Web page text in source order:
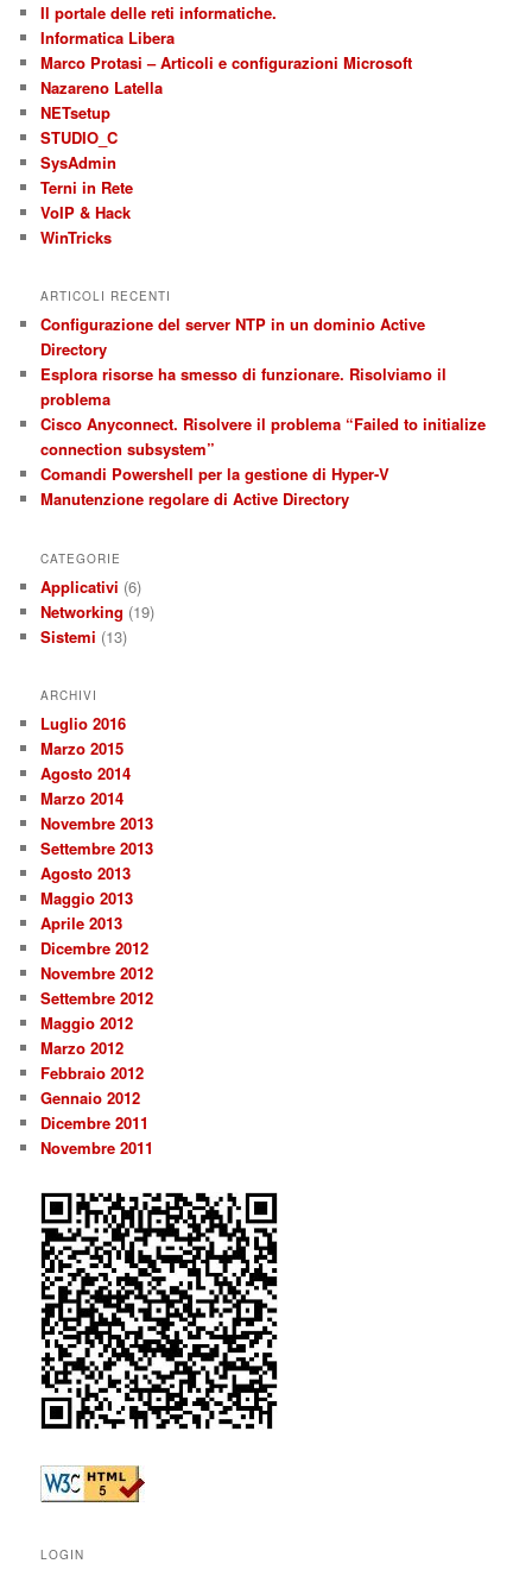
Il portale delle reti informatiche.
Informatica Libera
Marco Protasi – Articoli e configurazioni Microsoft
Nazareno Latella
NETsetup
STUDIO_C
SysAdmin
Terni in Rete
VoIP & Hack
WinTricks
ARTICOLI RECENTI
Configurazione del server NTP in un dominio Active
Directory
Esplora risorse ha smesso di funzionare. Risolviamo il
problema
Cisco Anyconnect. Risolvere il problema “Failed to initialize
connection subsystem”
Comandi Powershell per la gestione di Hyper-V
Manutenzione regolare di Active Directory
CATEGORIE
Applicativi (6)
Networking (19)
Sistemi (13)
ARCHIVI
Luglio 2016
Marzo 2015
Agosto 2014
Marzo 2014
Novembre 2013
Settembre 2013
Agosto 2013
Maggio 2013
Aprile 2013
Dicembre 2012
Novembre 2012
Settembre 2012
Maggio 2012
Marzo 2012
Febbraio 2012
Gennaio 2012
Dicembre 2011
Novembre 2011
LOGIN